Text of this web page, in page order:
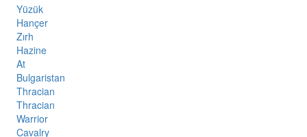
Yüzük
Hançer
Zırh
Hazine
At
Bulgaristan
Thracian
Thracian
Warrior
Cavalry